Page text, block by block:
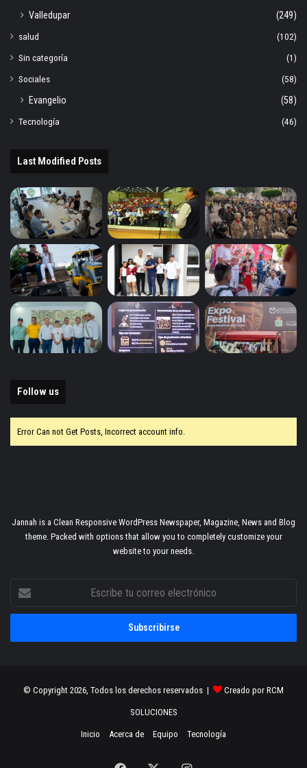
Valledupar
(249)
salud
(102)
Sin categoría
(1)
Sociales
(58)
Evangelio
(58)
Tecnología
(46)
Last Modified Posts
Follow us
Error Can not Get Posts, Incorrect account info.
Jannah is a Clean Responsive WordPress Newspaper, Magazine, News and Blog
theme. Packed with options that allow you to completely customize your
website to your needs.
Escribe
correo
© Copyright 2026, Todos los derechos reservados | Creado por RCM
SOLUCIONES
Inicio Acerca de Equipo Tecnología